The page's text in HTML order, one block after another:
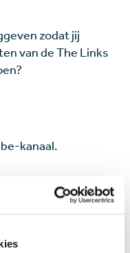
zodat jij
van de The Links
kanaal.
in de video stellen
reactie onder de